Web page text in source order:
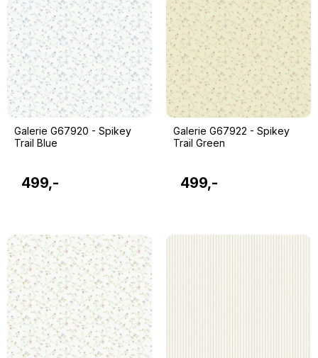
Galerie G67920 - Spikey
Trail Blue
499,-
Galerie G67922 - Spikey
Trail Green
499,-